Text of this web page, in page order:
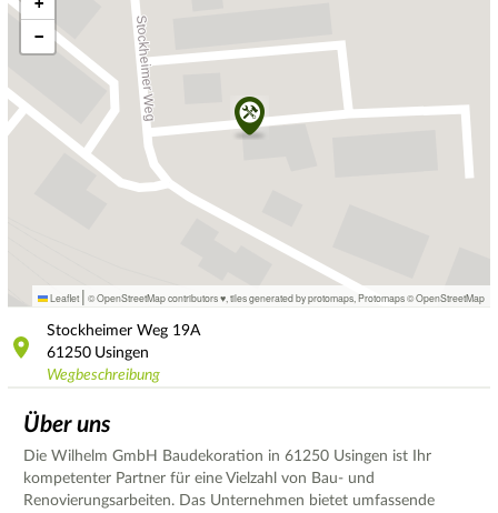
−
Leaflet | © OpenStreetMap contributors ♥, tiles generated by protomaps Protomaps©OpenStreetMap
Stockheimer Weg 19A
61250 Usingen
Wegbeschreibung
Über uns
Die Wilhelm GmbH Baudekoration in 61250 Usingen ist Ihr
kompetenter Partner für eine Vielzahl von Bau- und
Renovierungsarbeiten. Das Unternehmen bietet umfassende